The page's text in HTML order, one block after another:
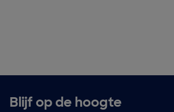
Blijf op de hoogte